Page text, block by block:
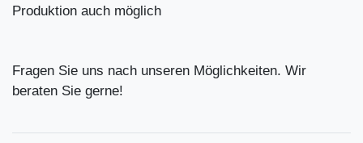
Produktion auch möglich
Fragen Sie uns nach unseren Möglichkeiten. Wir
beraten Sie gerne!